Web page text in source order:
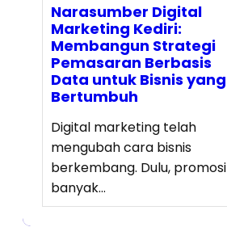
Narasumber Digital
Marketing Kediri:
Membangun Strategi
Pemasaran Berbasis
Data untuk Bisnis yang
Bertumbuh
Digital marketing telah
mengubah cara bisnis
berkembang. Dulu, promosi
banyak…